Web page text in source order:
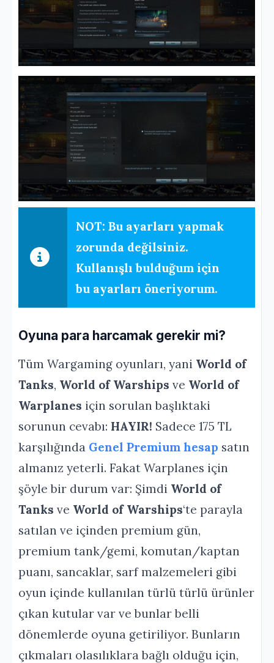
NOT: Bu ayarları yapmak
zorunda değilsiniz.
Kullanışlı bulduğum için
bu ayarları öneriyorum.
Oyuna para harcamak gerekir mi?
Tüm Wargaming oyunları, yani World of
Tanks, World of Warships ve World of
Warplanes için sorulan başlıktaki
sorunun cevabı: HAYIR! Sadece 175 TL
karşılığında Genel Premium hesap satın
almanız yeterli. Fakat Warplanes için
şöyle bir durum var: Şimdi World of
Tanks ve World of Warships‘te parayla
satılan ve içinden premium gün,
premium tank/gemi, komutan/kaptan
puanı, sancaklar, sarf malzemeleri gibi
oyun içinde kullanılan türlü türlü ürünler
çıkan kutular var ve bunlar belli
dönemlerde oyuna getiriliyor. Bunların
çıkmaları olasılıklara bağlı olduğu için,